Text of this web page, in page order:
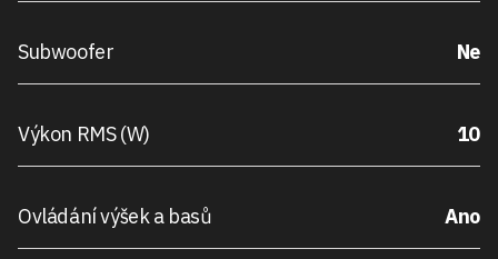
Subwoofer Ne
Výkon RMS (W) 10
Ovládání výšek a basů Ano